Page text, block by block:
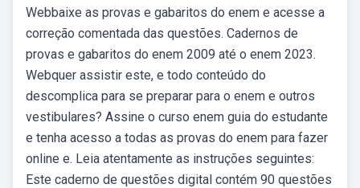
Webbaixe as provas e gabaritos do enem e acesse a
correção comentada das questões. Cadernos de
provas e gabaritos do enem 2009 até o enem 2023.
Webquer assistir este, e todo conteúdo do
descomplica para se preparar para o enem e outros
vestibulares? Assine o curso enem guia do estudante
e tenha acesso a todas as provas do enem para fazer
online e. Leia atentamente as instruções seguintes:
Este caderno de questões digital contém 90 questões